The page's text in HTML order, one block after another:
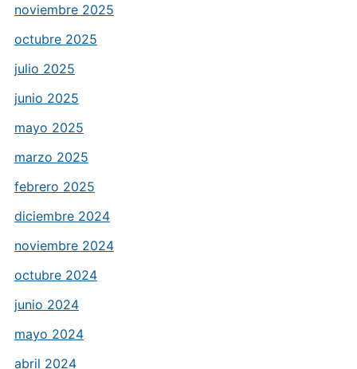
noviembre 2025
octubre 2025
julio 2025
junio 2025
mayo 2025
marzo 2025
febrero 2025
diciembre 2024
noviembre 2024
octubre 2024
junio 2024
mayo 2024
abril 2024